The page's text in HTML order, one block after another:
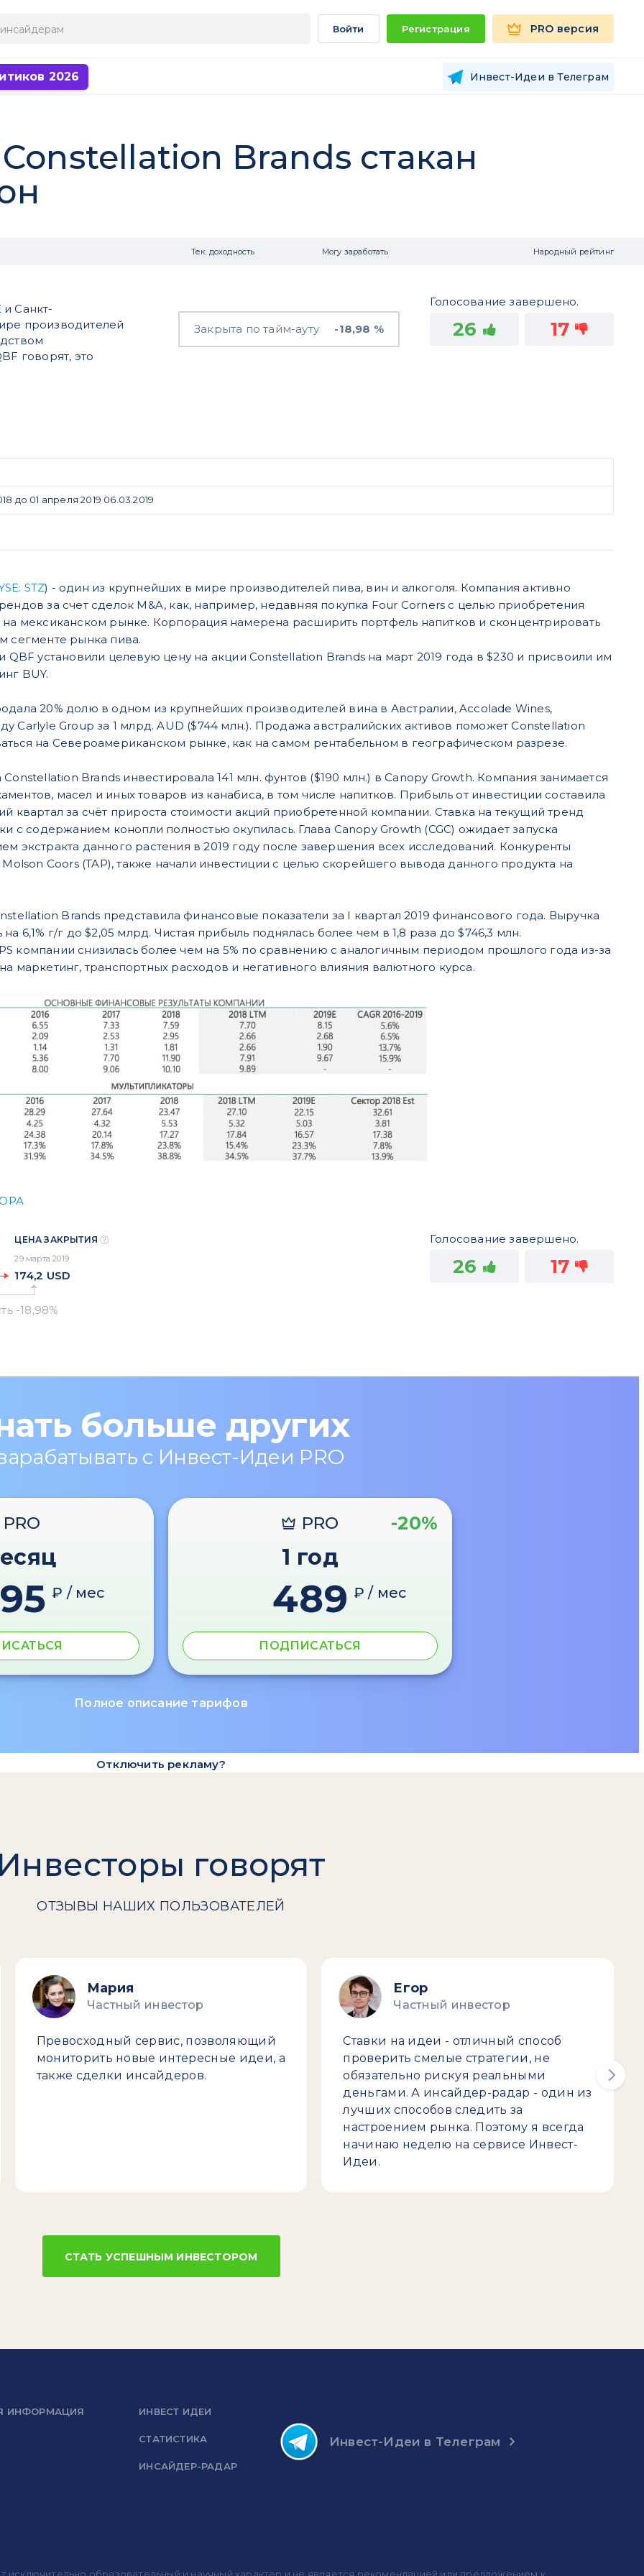
Войти Регистрация PRO версия
2026 Инвест-Идеи в Телеграм
Brands стакан
Тек. доходность Могу заработать Народный рейтинг
и Санкт-
производителей
говорят, это
Закрыта по тайм-ауту -18,98 %
Голосование завершено.
26 17
до 01 апреля 2019 06.03.2019
STZ) - один из крупнейших в мире производителей пива, вин и алкоголя. Компания активно
за счет сделок M&A, как, например, недавняя покупка Four Corners с целью приобретения
мексиканском рынке. Корпорация намерена расширить портфель напитков и сконцентрировать
сегменте рынка пива.
QBF установили целевую цену на акции Constellation Brands на март 2019 года в $230 и присвоили им
BUY.
20% долю в одном из крупнейших производителей вина в Австралии, Accolade Wines,
Carlyle Group за 1 млрд. AUD ($744 млн.). Продажа австралийских активов поможет Constellation
на Североамериканском рынке, как на самом рентабельном в географическом разрезе.
Constellation Brands инвестировала 141 млн. фунтов ($190 млн.) в Canopy Growth. Компания занимается
масел и иных товаров из канабиса, в том числе напитков. Прибыль от инвестиции составила
квартал за счёт прироста стоимости акций приобретенной компании. Ставка на текущий тренд
с содержанием конопли полностью окупилась. Глава Canopy Growth (CGC) ожидает запуска
экстракта данного растения в 2019 году после завершения всех исследований. Конкуренты
Coors (TAP), также начали инвестиции с целью скорейшего вывода данного продукта на
Brands представила финансовые показатели за I квартал 2019 финансового года. Выручка
6,1% г/г до $2,05 млрд. Чистая прибыль поднялась более чем в 1,8 раза до $746,3 млн.
компании снизилась более чем на 5% по сравнению с аналогичным периодом прошлого года из-за
маркетинг, транспортных расходов и негативного влияния валютного курса.
ЦЕНА ЗАКРЫТИЯ
29 марта 2019
174,2 USD
Голосование завершено.
26 17
больше других
с Инвест-Идеи PRO
PRO
₽ / мес
PRO -20%
1 год
489 ₽ / мес
ПОДПИСАТЬСЯ
Полное описание тарифов
Отключить рекламу?
говорят
ОТЗЫВЫ НАШИХ ПОЛЬЗОВАТЕЛЕЙ
Мария
Частный инвестор
Превосходный сервис, позволяющий
мониторить новые интересные идеи, а
также сделки инсайдеров.
Егор
Частный инвестор
Ставки на идеи - отличный способ
проверить смелые стратегии, не
обязательно рискуя реальными
деньгами. А инсайдер-радар - один из
лучших способов следить за
настроением рынка. Поэтому я всегда
начинаю неделю на сервисе Инвест-
Идеи.
СТАТЬ УСПЕШНЫМ ИНВЕСТОРОМ
Инвест-Идеи в Телеграм
ИНФОРМАЦИЯ ИНВЕСТ ИДЕИ
СТАТИСТИКА
ИНСАЙДЕР-РАДАР